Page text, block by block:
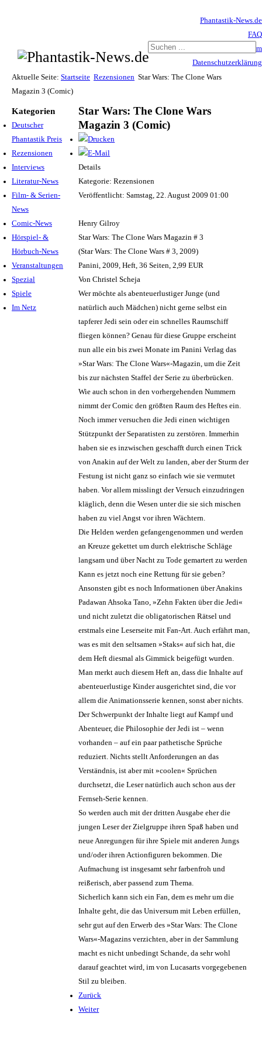
Phantastik-News.de
FAQ
Impressum
Datenschutzerklärung
Haftungsausschluss
Aktuelle Seite: Startseite Rezensionen Star Wars: The Clone Wars
Magazin 3 (Comic)
Kategorien
Deutscher
Phantastik Preis
Rezensionen
Interviews
Literatur-News
Film- & Serien-
News
Comic-News
Hörspiel- &
Hörbuch-News
Veranstaltungen
Spezial
Spiele
Im Netz
Star Wars: The Clone Wars
Magazin 3 (Comic)
Details
Kategorie: Rezensionen
Veröffentlicht: Samstag, 22. August 2009 01:00
Henry Gilroy
Star Wars: The Clone Wars Magazin # 3
(Star Wars: The Clone Wars # 3, 2009)
Panini, 2009, Heft, 36 Seiten, 2,99 EUR
Von Christel Scheja
Wer möchte als abenteuerlustiger Junge (und
natürlich auch Mädchen) nicht gerne selbst ein
tapferer Jedi sein oder ein schnelles Raumschiff
fliegen können? Genau für diese Gruppe erscheint
nun alle ein bis zwei Monate im Panini Verlag das
»Star Wars: The Clone Wars«-Magazin, um die Zeit
bis zur nächsten Staffel der Serie zu überbrücken.
Wie auch schon in den vorhergehenden Nummern
nimmt der Comic den größten Raum des Heftes ein.
Noch immer versuchen die Jedi einen wichtigen
Stützpunkt der Separatisten zu zerstören. Immerhin
haben sie es inzwischen geschafft durch einen Trick
von Anakin auf der Welt zu landen, aber der Sturm der
Festung ist nicht ganz so einfach wie sie vermutet
haben. Vor allem misslingt der Versuch einzudringen
kläglich, denn die Wesen unter die sie sich mischen
haben zu viel Angst vor ihren Wächtern.
Die Helden werden gefangengenommen und werden
an Kreuze gekettet um durch elektrische Schläge
langsam und über Nacht zu Tode gemartert zu werden
Kann es jetzt noch eine Rettung für sie geben?
Ansonsten gibt es noch Informationen über Anakins
Padawan Ahsoka Tano, »Zehn Fakten über die Jedi«
und nicht zuletzt die obligatorischen Rätsel und
erstmals eine Leserseite mit Fan-Art. Auch erfährt man,
was es mit den seltsamen »Staks« auf sich hat, die
dem Heft diesmal als Gimmick beigefügt wurden.
Man merkt auch diesem Heft an, dass die Inhalte auf
abenteuerlustige Kinder ausgerichtet sind, die vor
allem die Animationsserie kennen, sonst aber nichts.
Der Schwerpunkt der Inhalte liegt auf Kampf und
Abenteuer, die Philosophie der Jedi ist – wenn
vorhanden – auf ein paar pathetische Sprüche
reduziert. Nichts stellt Anforderungen an das
Verständnis, ist aber mit »coolen« Sprüchen
durchsetzt, die Leser natürlich auch schon aus der
Fernseh-Serie kennen.
So werden auch mit der dritten Ausgabe eher die
jungen Leser der Zielgruppe ihren Spaß haben und
neue Anregungen für ihre Spiele mit anderen Jungs
und/oder ihren Actionfiguren bekommen. Die
Aufmachung ist insgesamt sehr farbenfroh und
reißerisch, aber passend zum Thema.
Sicherlich kann sich ein Fan, dem es mehr um die
Inhalte geht, die das Universum mit Leben erfüllen,
sehr gut auf den Erwerb des »Star Wars: The Clone
Wars«-Magazins verzichten, aber in der Sammlung
macht es nicht unbedingt Schande, da sehr wohl
darauf geachtet wird, im von Lucasarts vorgegebenen
Stil zu bleiben.
Zurück
Weiter